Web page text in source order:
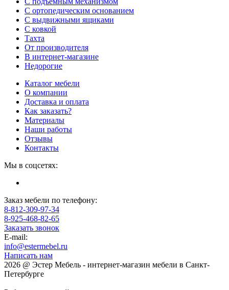
С ортопедическим основанием
С выдвижными ящиками
С ковкой
Тахта
От производителя
В интернет-магазине
Недорогие
Каталог мебели
О компании
Доставка и оплата
Как заказать?
Материалы
Наши работы
Отзывы
Контакты
Мы в соцсетях:
Заказ мебели по телефону:
8-812-309-97-34
8-925-468-82-65
Заказать звонок
E-mail:
info@estermebel.ru
Написать нам
2026 @ Эстер Мебель - интернет-магазин мебели в Санкт-
Петербурге